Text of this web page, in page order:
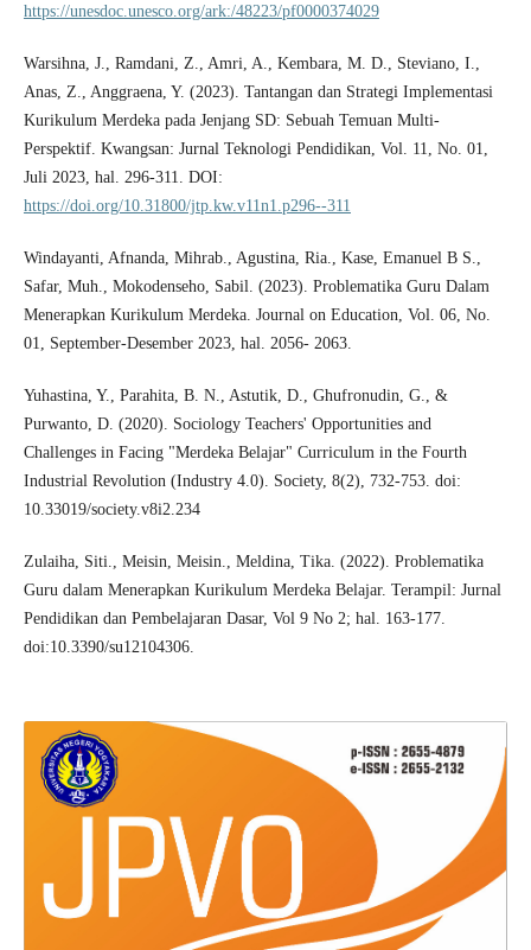
https://unesdoc.unesco.org/ark:/48223/pf0000374029
Warsihna, J., Ramdani, Z., Amri, A., Kembara, M. D., Steviano, I.,
Anas, Z., Anggraena, Y. (2023). Tantangan dan Strategi Implementasi
Kurikulum Merdeka pada Jenjang SD: Sebuah Temuan Multi-
Perspektif. Kwangsan: Jurnal Teknologi Pendidikan, Vol. 11, No. 01,
Juli 2023, hal. 296-311. DOI:
https://doi.org/10.31800/jtp.kw.v11n1.p296--311
Windayanti, Afnanda, Mihrab., Agustina, Ria., Kase, Emanuel B S.,
Safar, Muh., Mokodenseho, Sabil. (2023). Problematika Guru Dalam
Menerapkan Kurikulum Merdeka. Journal on Education, Vol. 06, No.
01, September-Desember 2023, hal. 2056- 2063.
Yuhastina, Y., Parahita, B. N., Astutik, D., Ghufronudin, G., &
Purwanto, D. (2020). Sociology Teachers' Opportunities and
Challenges in Facing "Merdeka Belajar" Curriculum in the Fourth
Industrial Revolution (Industry 4.0). Society, 8(2), 732-753. doi:
10.33019/society.v8i2.234
Zulaiha, Siti., Meisin, Meisin., Meldina, Tika. (2022). Problematika
Guru dalam Menerapkan Kurikulum Merdeka Belajar. Terampil: Jurnal
Pendidikan dan Pembelajaran Dasar, Vol 9 No 2; hal. 163-177.
doi:10.3390/su12104306.